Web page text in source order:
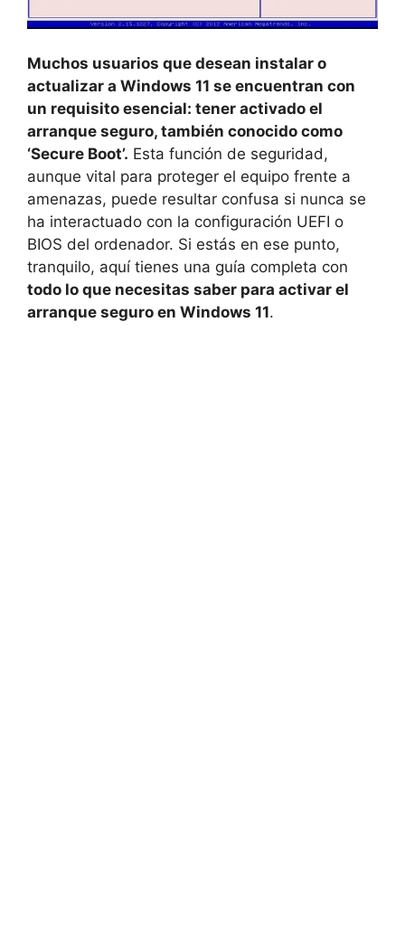
Muchos usuarios que desean instalar o
actualizar a Windows 11 se encuentran con
un requisito esencial: tener activado el
arranque seguro, también conocido como
‘Secure Boot’. Esta función de seguridad,
aunque vital para proteger el equipo frente a
amenazas, puede resultar confusa si nunca se
ha interactuado con la configuración UEFI o
BIOS del ordenador. Si estás en ese punto,
tranquilo, aquí tienes una guía completa con
todo lo que necesitas saber para activar el
arranque seguro en Windows 11.